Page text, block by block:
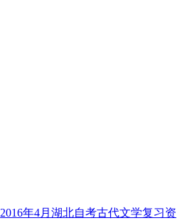
2016年4月湖北自考古代文学复习资